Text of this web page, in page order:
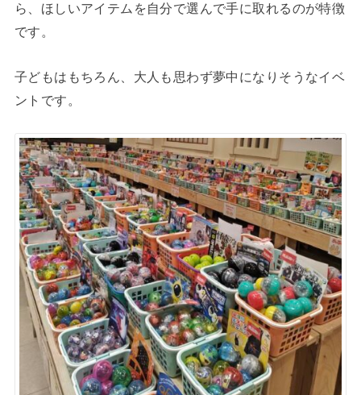
ら、ほしいアイテムを自分で選んで手に取れるのが特徴
です。
子どもはもちろん、大人も思わず夢中になりそうなイベ
ントです。